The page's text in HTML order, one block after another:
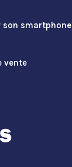
son smartphone
vente